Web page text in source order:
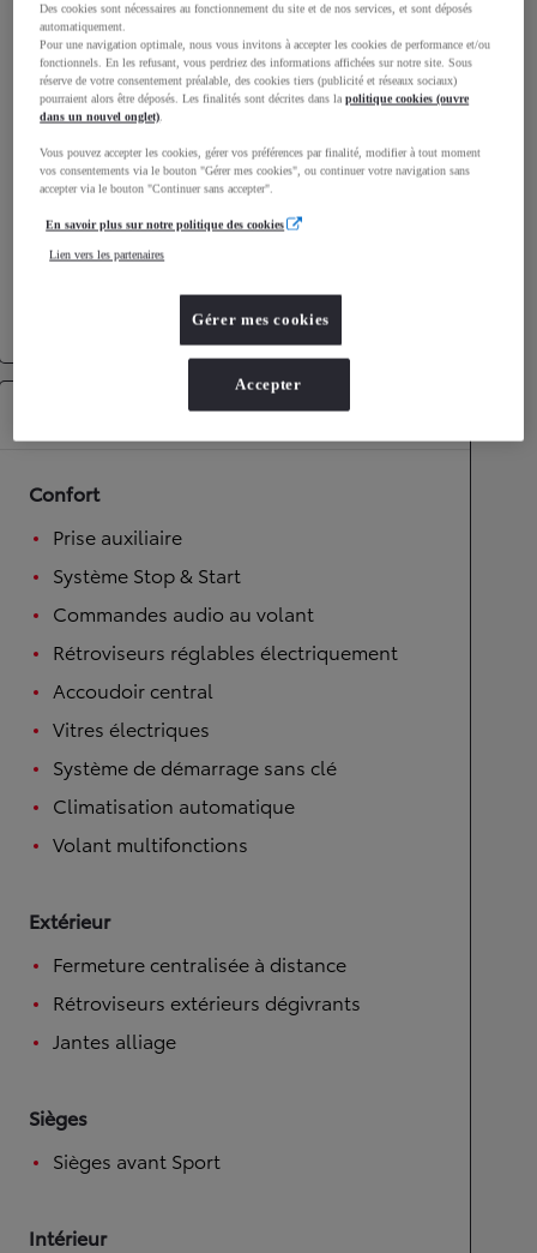
Consommation mixte 4,8L/100 km
Émissions CO2
109 g/km
Performances
Vitesse maximale 170km/h
Accélération 0-100km/h
11 secondes
Transmission
Roues motrices avant
Boîte automatique
Confort
Prise auxiliaire
Système Stop & Start
Commandes audio au volant
Rétroviseurs réglables électriquement
Accoudoir central
Vitres électriques
Système de démarrage sans clé
Climatisation automatique
Volant multifonctions
Extérieur
Fermeture centralisée à distance
Rétroviseurs extérieurs dégivrants
Jantes alliage
Sièges
Sièges avant Sport
Intérieur
Des cookies sont nécessaires au fonctionnement du site et de nos services, et sont déposés
automatiquement.
Pour une navigation optimale, nous vous invitons à accepter les cookies de performance et/ou
fonctionnels. En les refusant, vous perdriez des informations affichées sur notre site. Sous
réserve de votre consentement préalable, des cookies tiers (publicité et réseaux sociaux)
pourraient alors être déposés. Les finalités sont décrites dans lapolitique cookies (ouvre
dans un nouvel onglet)
Vous pouvez accepter les cookies, gérer vos préférences par finalité, modifier à tout moment
vos consentements via le bouton "Gérer mes cookies", ou continuer votre navigation sans
accepter via le bouton "Continuer sans accepter".
En savoir plus sur notre politique des cookies
Lien vers les partenaires
Gérer mes cookies
Accepter